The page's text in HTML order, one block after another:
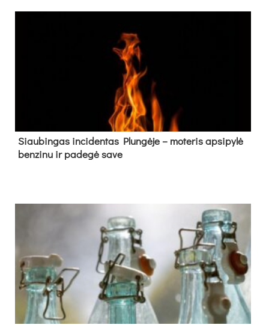
Siau­bin­gas in­ci­den­tas Plun­gė­je – mo­te­ris ap­si­py­lė
ben­zi­nu ir pa­de­gė sa­ve